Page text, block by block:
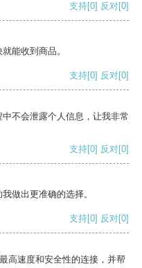
支持[0] 反对[0]
能收到商品。
支持[0] 反对[0]
不会泄露个人信息，让我非常
支持[0] 反对[0]
做出更准确的选择。
支持[0] 反对[0]
高速度和安全性的连接，并帮